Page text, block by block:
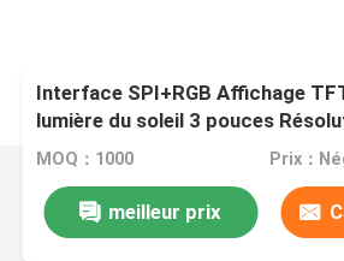
Interface SPI+RGB Affichage
lumière du soleil 3 pouces
MOQ：1000 Prix：
meilleur prix